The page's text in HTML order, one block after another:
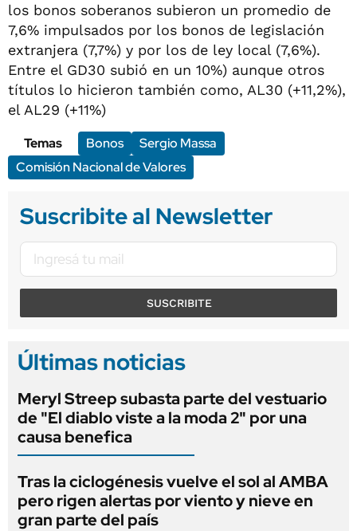
los bonos soberanos subieron un promedio de
7,6% impulsados por los bonos de legislación
extranjera (7,7%) y por los de ley local (7,6%).
Entre el GD30 subió en un 10%) aunque otros
títulos lo hicieron también como, AL30 (+11,2%),
el AL29 (+11%)
Temas
Bonos
Sergio Massa
Comisión Nacional de Valores
Suscribite al Newsletter
SUSCRIBITE
Últimas noticias
Meryl Streep subasta parte del vestuario
de "El diablo viste a la moda 2" por una
causa benefica
Tras la ciclogénesis vuelve el sol al AMBA
pero rigen alertas por viento y nieve en
gran parte del país